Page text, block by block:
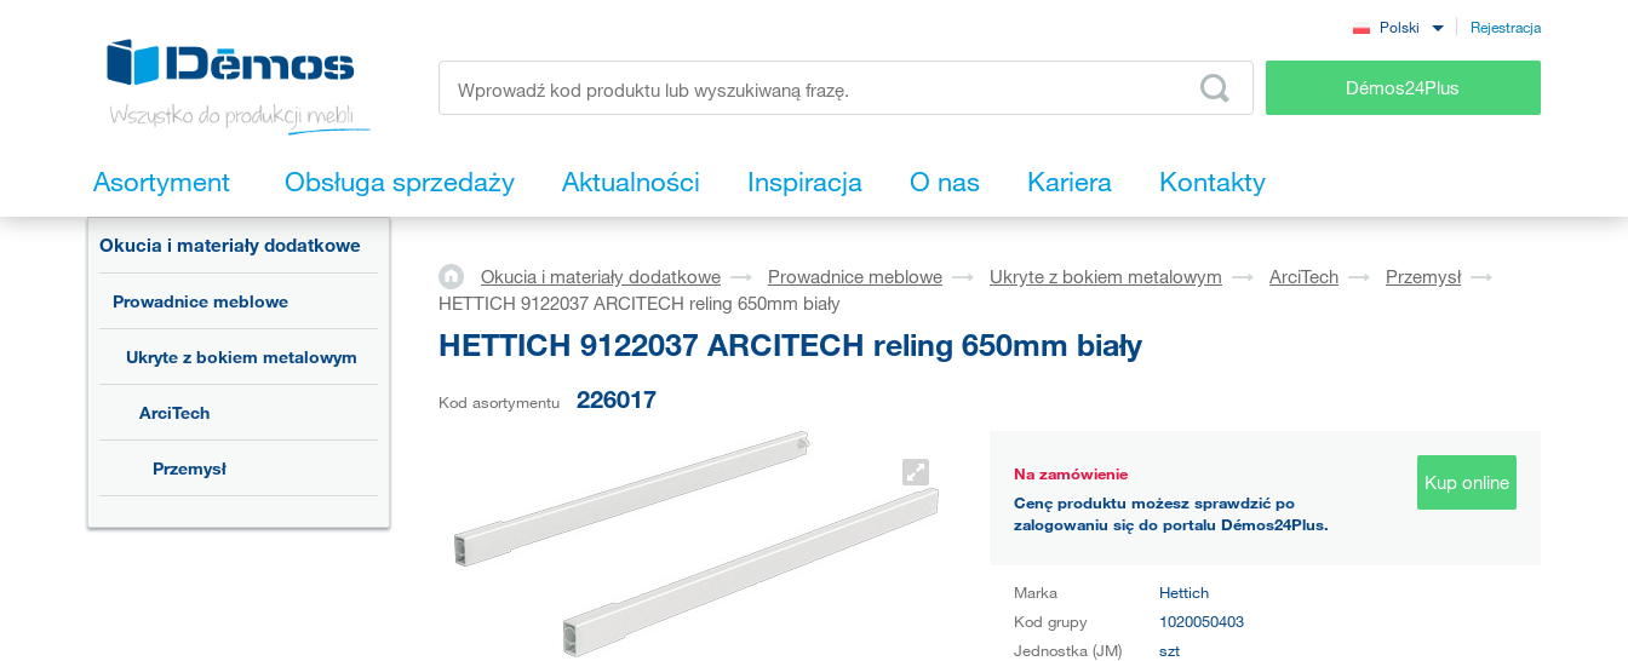
Polski Rejestracja
Démos24Plus
Asortyment Obsługa sprzedaży Aktualności Inspiracja O nas Kariera Kontakty
Okucia i materiały dodatkowe
Prowadnice meblowe
Ukryte z bokiem metalowym
ArciTech
Przemysł
Okucia i materiały dodatkowe Prowadnice meblowe Ukryte z bokiem metalowym ArciTech
Przemysł
HETTICH 9122037 ARCITECH reling 650mm biały
HETTICH 9122037 ARCITECH reling 650mm biały
Kod asortymentu 226017
Na zamówienie
Cenę produktu możesz sprawdzić po
zalogowaniu się do portalu Démos24Plus.
Kup online
Marka
Hettich
Kod grupy
1020050403
Jednostka (JM)
szt